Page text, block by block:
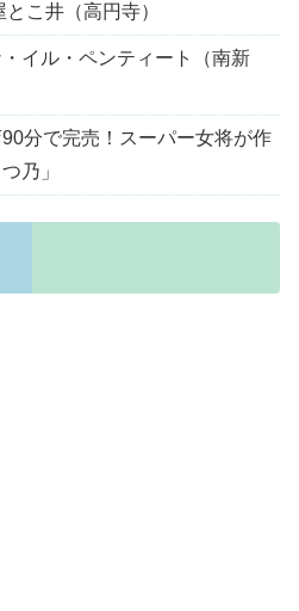
こ井（高円寺）
イル・ペンティート（南新
90分で完売！スーパー女将が作
乃」